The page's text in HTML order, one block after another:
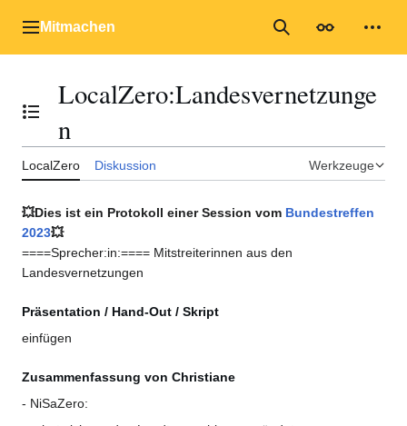
Inhalt
Hauptmenü
Mitmachen Suche
Inhaltsverzeichnis umschalten
LocalZero:Landesvernetzunge
n
LocalZero Diskussion Werkzeuge
💥Dies ist ein Protokoll einer Session vom Bundestreffen
2023💥
====Sprecher:in:==== Mitstreiterinnen aus den
Landesvernetzungen
Präsentation / Hand-Out / Skript
einfügen
Zusammenfassung von Christiane
- NiSaZero: